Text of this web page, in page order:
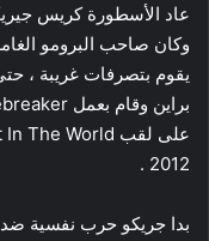
وكان صاحب البرومو
يقوم بتصرفات غريبة ،
2012 .